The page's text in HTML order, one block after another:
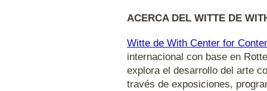
ACERCA DEL WITTE DE
Witte de With Center for
internacional con base en
explora el desarrollo del arte
través de exposiciones,